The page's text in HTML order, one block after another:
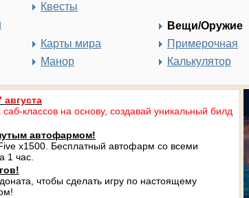
Квесты
Карты мира
Манор
Вещи/Оружие
Примерочная
Калькулятор
классов на основу, создавай уникальный билд
автофармом!
x1500. Бесплатный автофарм со всеми
1 час.
чтобы сделать игру по настоящему